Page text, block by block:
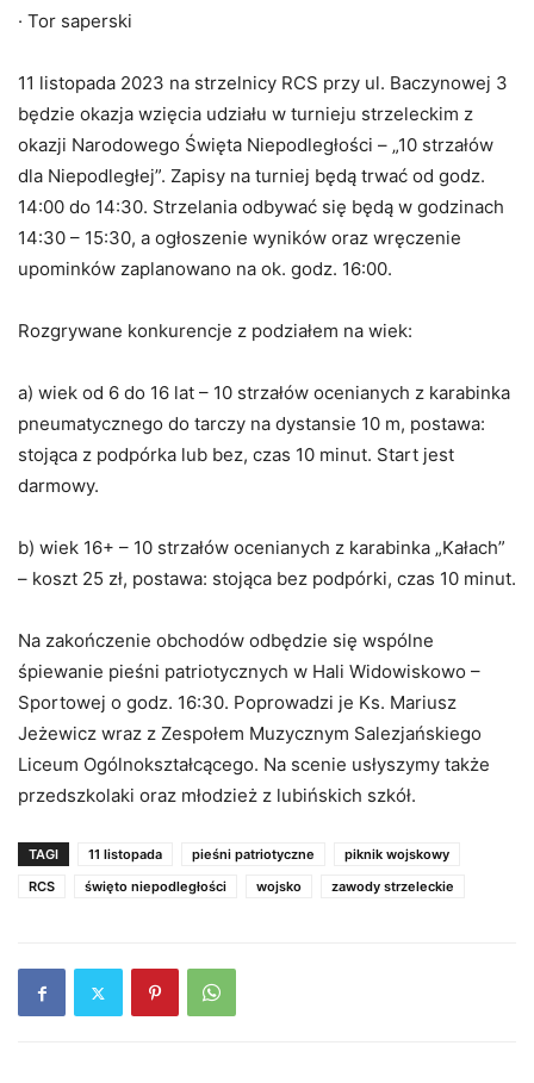
· Tor saperski
11 listopada 2023 na strzelnicy RCS przy ul. Baczynowej 3
będzie okazja wzięcia udziału w turnieju strzeleckim z
okazji Narodowego Święta Niepodległości – „10 strzałów
dla Niepodległej”. Zapisy na turniej będą trwać od godz.
14:00 do 14:30. Strzelania odbywać się będą w godzinach
14:30 – 15:30, a ogłoszenie wyników oraz wręczenie
upominków zaplanowano na ok. godz. 16:00.
Rozgrywane konkurencje z podziałem na wiek:
a) wiek od 6 do 16 lat – 10 strzałów ocenianych z karabinka
pneumatycznego do tarczy na dystansie 10 m, postawa:
stojąca z podpórka lub bez, czas 10 minut. Start jest
darmowy.
b) wiek 16+ – 10 strzałów ocenianych z karabinka „Kałach”
– koszt 25 zł, postawa: stojąca bez podpórki, czas 10 minut.
Na zakończenie obchodów odbędzie się wspólne
śpiewanie pieśni patriotycznych w Hali Widowiskowo –
Sportowej o godz. 16:30. Poprowadzi je Ks. Mariusz
Jeżewicz wraz z Zespołem Muzycznym Salezjańskiego
Liceum Ogólnokształcącego. Na scenie usłyszymy także
przedszkolaki oraz młodzież z lubińskich szkół.
TAGI 11 listopada pieśni patriotyczne
piknik wojskowy
RCS
święto niepodległości wojsko zawody strzeleckie